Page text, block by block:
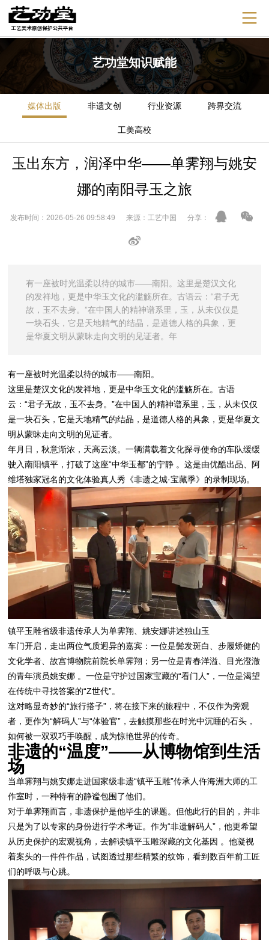
艺功堂知识赋能
媒体出版 非遗文创 行业资源 跨界交流
工美高校
玉出东方，润泽中华——单霁翔与姚安
娜的南阳寻玉之旅
发布时间：2026-05-26 09:58:49 来源：工艺中国 分享：
有一座被时光温柔以待的城市——南阳。这里是楚汉文化
的发祥地，更是中华玉文化的滥觞所在。古语云：“君子无
故，玉不去身。”在中国人的精神谱系里，玉，从未仅仅是
一块石头，它是天地精气的结晶，是道德人格的具象，更
是华夏文明从蒙昧走向文明的见证者。年
有一座被时光温柔以待的城市——南阳。
这里是楚汉文化的发祥地，更是中华玉文化的滥觞所在。古语
云：“君子无故，玉不去身。”在中国人的精神谱系里，玉，从未仅仅
是一块石头，它是天地精气的结晶，是道德人格的具象，更是华夏文
明从蒙昧走向文明的见证者。
年月日，秋意渐浓，天高云淡。一辆满载着文化探寻使命的车队缓缓
驶入南阳镇平，打破了这座“中华玉都”的宁静 。这是由优酷出品、阿
维塔独家冠名的文化体验真人秀《非遗之城·宝藏季》的录制现场。
镇平玉雕省级非遗传承人为单霁翔、姚安娜讲述独山玉
车门开启，走出两位气质迥异的嘉宾：一位是鬓发斑白、步履矫健的
文化学者、故宫博物院前院长单霁翔；另一位是青春洋溢、目光澄澈
的青年演员姚安娜 。一位是守护过国家宝藏的“看门人”，一位是渴望
在传统中寻找答案的“Z世代”。
这对略显奇妙的“旅行搭子”，将在接下来的旅程中，不仅作为旁观
者，更作为“解码人”与“体验官”，去触摸那些在时光中沉睡的石头，
如何被一双双巧手唤醒，成为惊艳世界的传奇。
非遗的“温度”——从博物馆到生活
场
当单霁翔与姚安娜走进国家级非遗“镇平玉雕”传承人仵海洲大师的工
作室时，一种特有的静谧包围了他们。
对于单霁翔而言，非遗保护是他毕生的课题。但他此行的目的，并非
只是为了以专家的身份进行学术考证。作为“非遗解码人”，他更希望
从历史保护的宏观视角，去解读镇平玉雕深藏的文化基因 。他凝视
着案头的一件件作品，试图透过那些精繁的纹饰，看到数百年前工匠
们的呼吸与心跳。